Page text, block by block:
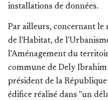
installations de données.
Par ailleurs, concernant le
de l'Habitat, de
l'Aménagement du
commune de Dely
président de la
édifice réalisé dans "un